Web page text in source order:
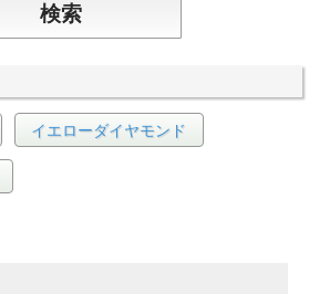
イエローダイヤモンド